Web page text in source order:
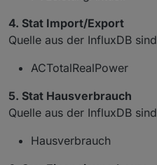
4. Stat Import/Export
Quelle aus der InfluxDB sind
ACTotalRealPower
5. Stat Hausverbrauch
Quelle aus der InfluxDB sind
Hausverbrauch